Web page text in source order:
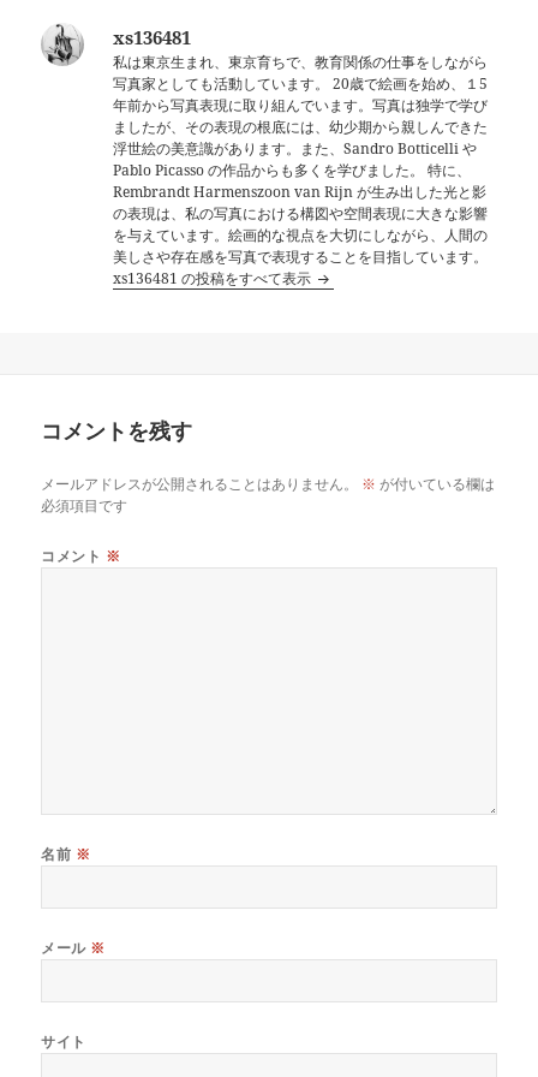
xs136481
私は東京生まれ、東京育ちで、教育関係の仕事をしながら
写真家としても活動しています。 20歳で絵画を始め、１5
年前から写真表現に取り組んでいます。写真は独学で学び
ましたが、その表現の根底には、幼少期から親しんできた
浮世絵の美意識があります。また、Sandro Botticelli や
Pablo Picasso の作品からも多くを学びました。 特に、
Rembrandt Harmenszoon van Rijn が生み出した光と影
の表現は、私の写真における構図や空間表現に大きな影響
を与えています。絵画的な視点を大切にしながら、人間の
美しさや存在感を写真で表現することを目指しています。
xs136481 の投稿をすべて表示
コメントを残す
メールアドレスが公開されることはありません。 ※ が付いている欄は
必須項目です
コメント ※
名前 ※
メール ※
サイト